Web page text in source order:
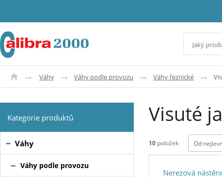
Váhy Váhy podle provozu Váhy řeznické
Visuté
10 položek Od
Nerezová
Kategorie produktů
Váhy
Váhy podle provozu